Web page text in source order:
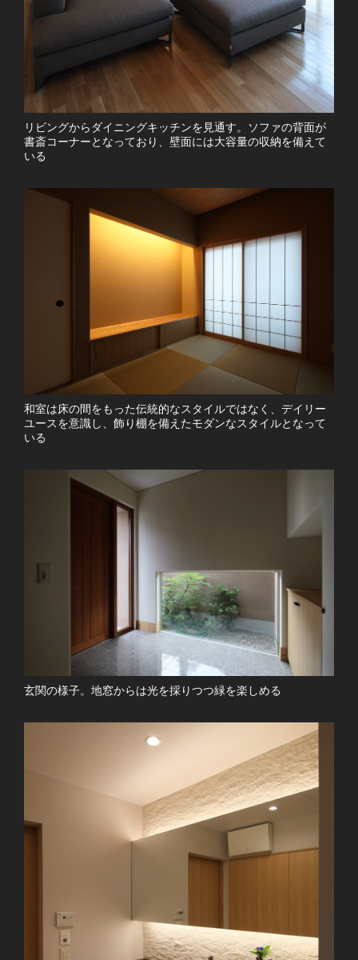
リビングからダイニングキッチンを見通す。ソファの背面が
書斎コーナーとなっており、壁面には大容量の収納を備えて
いる
和室は床の間をもった伝統的なスタイルではなく、デイリー
ユースを意識し、飾り棚を備えたモダンなスタイルとなって
いる
玄関の様子。地窓からは光を採りつつ緑を楽しめる